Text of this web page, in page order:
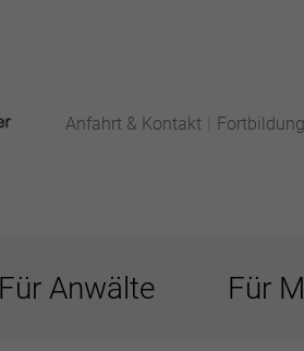
Anfahrt & Kontakt
Für Anwälte Für